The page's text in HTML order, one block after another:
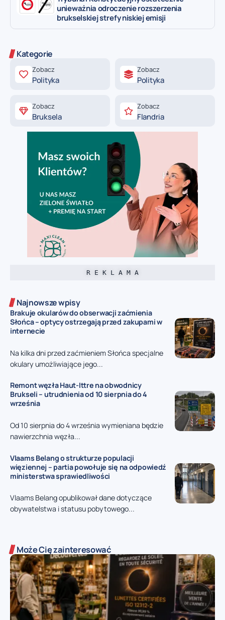
unieważnia odroczenie rozszerzenia
brukselskiej strefy niskiej emisji
Kategorie
Zobacz
Polityka
Zobacz
Polityka
Zobacz
Bruksela
Zobacz
Flandria
R E K L A M A
Najnowsze wpisy
Brakuje okularów do obserwacji zaćmienia
Słońca – optycy ostrzegają przed zakupami w
internecie
Na kilka dni przed zaćmieniem Słońca specjalne
okulary umożliwiające jego...
Remont węzła Haut-Ittre na obwodnicy
Brukseli – utrudnienia od 10 sierpnia do 4
września
Od 10 sierpnia do 4 września wymieniana będzie
nawierzchnia węzła...
Vlaams Belang o strukturze populacji
więziennej – partia powołuje się na odpowiedź
ministerstwa sprawiedliwości
Vlaams Belang opublikował dane dotyczące
obywatelstwa i statusu pobytowego...
Może Cię zainteresować